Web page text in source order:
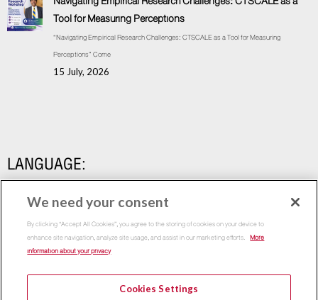
Tool for Measuring Perceptions
“Navigating Empirical Research Challenges: CTSCALE as a Tool for Measuring
Perceptions” Come
15 July, 2026
LANGUAGE:
We need your consent
By clicking “Accept All Cookies”, you agree to the storing of cookies on your device to
enhance site navigation, analyze site usage, and assist in our marketing efforts. More
information about your privacy
Cookies Settings